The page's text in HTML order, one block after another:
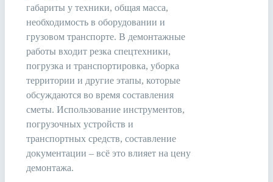
габариты у техники, общая масса,
необходимость в оборудовании и
грузовом транспорте. В демонтажные
работы входит резка спецтехники,
погрузка и транспортировка, уборка
территории и другие этапы, которые
обсуждаются во время составления
сметы. Использование инструментов,
погрузочных устройств и
транспортных средств, составление
документации – всё это влияет на цену
демонтажа.